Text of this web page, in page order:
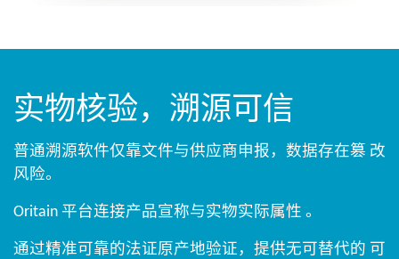
实物核验，溯源可信​
普通溯源软件仅靠文件与供应商申报，数据存在篡 改
风险。
Oritain 平台连接产品宣称与实物实际属性 。​ ​
通过精准可靠的法证原产地验证，提供无可替代的 可